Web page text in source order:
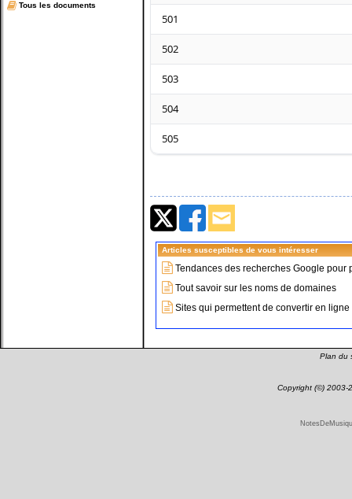
Tous les documents
501
502
503
504
505
Articles susceptibles de vous intéresser
Tendances des recherches Google pour
Tout savoir sur les noms de domaines
Sites qui permettent de convertir en
Plan du
Copyright (©) 2003-